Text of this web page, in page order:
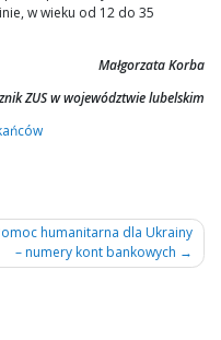
w wieku od 12 do 35
Małgorzata Korba
ZUS w województwie lubelskim
humanitarna dla Ukrainy
– numery kont bankowych